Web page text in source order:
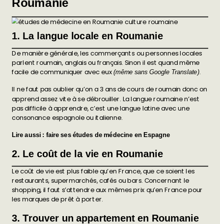
Roumanie
1. La langue locale en Roumanie
De manière générale, les commerçants ou personnes locales
parlent roumain, anglais ou français. Sinon il est quand même
facile de communiquer avec eux(même sans Google Translate).
Il ne faut pas oublier qu’on a 3 ans de cours de roumain donc on
apprend assez vite à se débrouiller. La langue roumaine n’est
pas difficile à apprendre, c’est une langue latine avec une
consonance espagnole ou italienne.
Lire aussi : faire ses études de médecine en Espagne
2. Le coût de la vie en Roumanie
Le coût de vie est plus faible qu’en France, que ce soient les
restaurants, supermarchés, cafés ou bars. Concernant le
shopping, il faut s’attendre aux mêmes prix qu’en France pour
les marques de prêt à porter.
3. Trouver un appartement en Roumanie